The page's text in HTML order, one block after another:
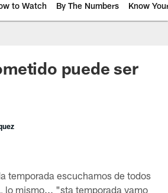
to Watch By The Numbers Know
puede ser
temporada escuchamos de todos
lo mismo... "sta temporada vamo